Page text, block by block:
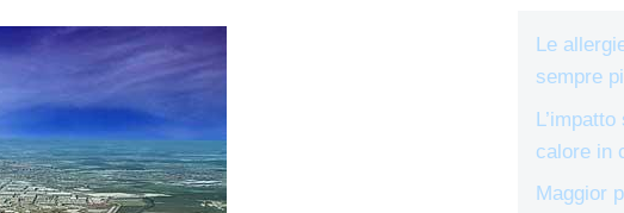
Le
sempre
calore in
Maggior